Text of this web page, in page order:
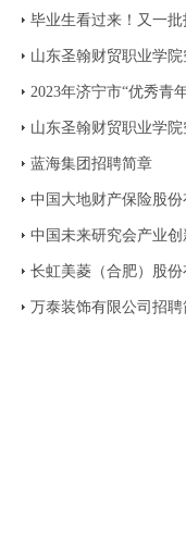
毕业生看过来！又一批
山东圣翰财贸职业学
2023年济宁市“优秀青
山东圣翰财贸职业学
蓝海集团招聘简章
中国大地财产保险股
中国未来研究会产业
长虹美菱（合肥）股
万泰装饰有限公司招聘